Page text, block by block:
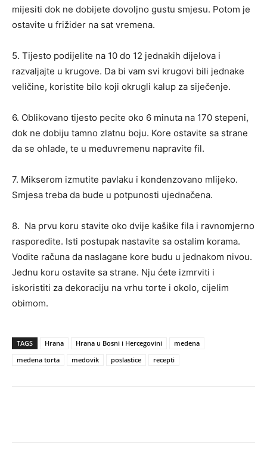
mijesiti dok ne dobijete dovoljno gustu smjesu. Potom je
ostavite u frižider na sat vremena.
5. Tijesto podijelite na 10 do 12 jednakih dijelova i
razvaljajte u krugove. Da bi vam svi krugovi bili jednake
veličine, koristite bilo koji okrugli kalup za siječenje.
6. Oblikovano tijesto pecite oko 6 minuta na 170 stepeni,
dok ne dobiju tamno zlatnu boju. Kore ostavite sa strane
da se ohlade, te u međuvremenu napravite fil.
7. Mikserom izmutite pavlaku i kondenzovano mlijeko.
Smjesa treba da bude u potpunosti ujednačena.
8. Na prvu koru stavite oko dvije kašike fila i ravnomjerno
rasporedite. Isti postupak nastavite sa ostalim korama.
Vodite računa da naslagane kore budu u jednakom nivou.
Jednu koru ostavite sa strane. Nju ćete izmrviti i
iskoristiti za dekoraciju na vrhu torte i okolo, cijelim
obimom.
TAGS Hrana Hrana u Bosni i Hercegovini
medena
medena torta
medovik poslastice recepti